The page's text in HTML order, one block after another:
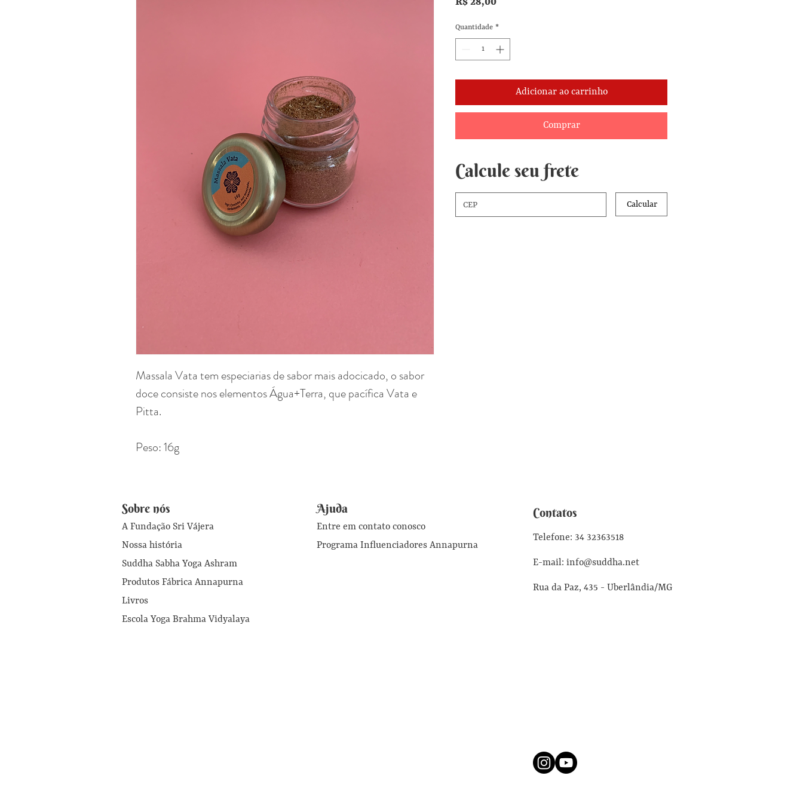
Massala Vata tem especiarias de sabor mais adocicado, o sabor
doce consiste nos elementos Água+Terra, que pacífica Vata e
Pitta.
Peso: 16g
Quantidade *
Adicionar ao carrinho
Comprar
Calcule seu frete
Calcular
Sobre nós
A Fundação Sri Vájera
Nossa história
Suddha Sabha Yoga Ashram
Produtos Fábrica Annapurna
Livros
Escola Yoga Brahma Vidyalaya
Ajuda
Entre em contato conosco
Programa Influenciadores Annapurna
Contatos
Telefone: 34 32363518
E-mail: info@suddha.net
Rua da Paz, 435 - Uberlândia/MG